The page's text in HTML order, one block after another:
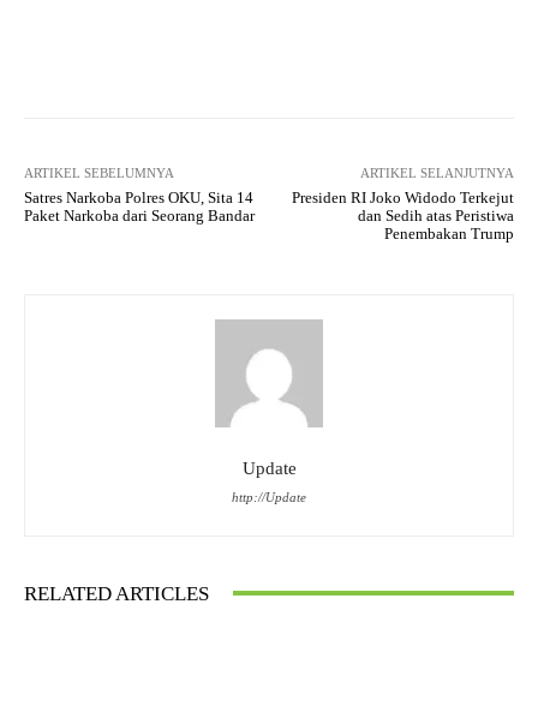
ARTIKEL SEBELUMNYA
Satres Narkoba Polres OKU, Sita 14
Paket Narkoba dari Seorang Bandar
ARTIKEL SELANJUTNYA
Presiden RI Joko Widodo Terkejut
dan Sedih atas Peristiwa
Penembakan Trump
Update
http://Update
RELATED ARTICLES